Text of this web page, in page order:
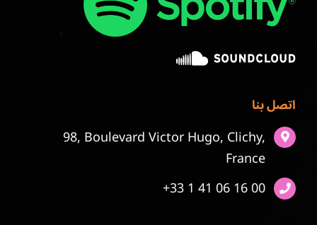
اتصل بنا
98, Boulevard Victor Hugo, Clichy,
France
+33 1 41 06 16 00